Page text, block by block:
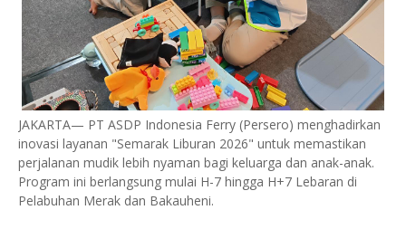
JAKARTA— PT ASDP Indonesia Ferry (Persero) menghadirkan
inovasi layanan "Semarak Liburan 2026" untuk memastikan
perjalanan mudik lebih nyaman bagi keluarga dan anak-anak.
Program ini berlangsung mulai H-7 hingga H+7 Lebaran di
Pelabuhan Merak dan Bakauheni.